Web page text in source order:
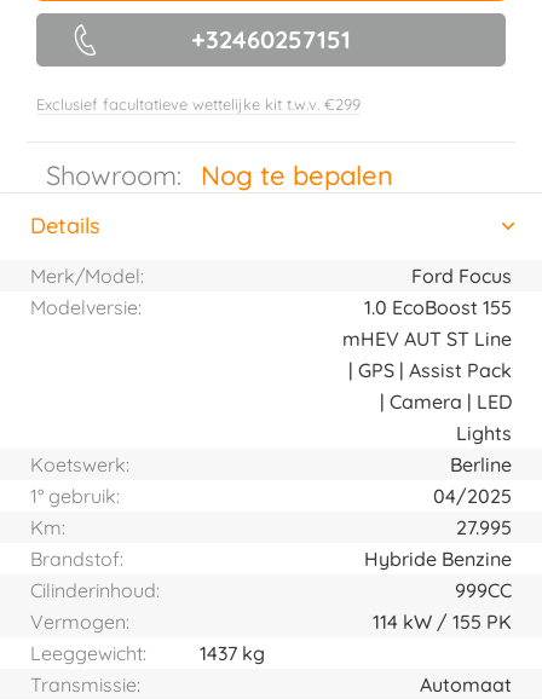
+32460257151
Exclusief facultatieve wettelijke kit t.w.v. €299
Showroom: Nog te bepalen
Horizontal tab group
Details
Merk/Model:
Ford Focus
Modelversie:
1.0 EcoBoost 155
mHEV AUT ST Line
| GPS | Assist Pack
| Camera | LED
Lights
Koetswerk:
Berline
1° gebruik:
04/2025
Km:
27.995
Brandstof:
Hybride Benzine
Cilinderinhoud:
999CC
Vermogen:
114kW 155 PK
Leeggewicht:
1437 kg
Transmissie:
Automaat